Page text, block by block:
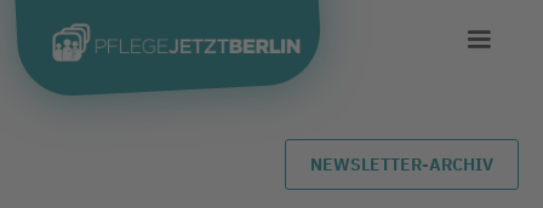
NEWSLETTER-ARCHIV